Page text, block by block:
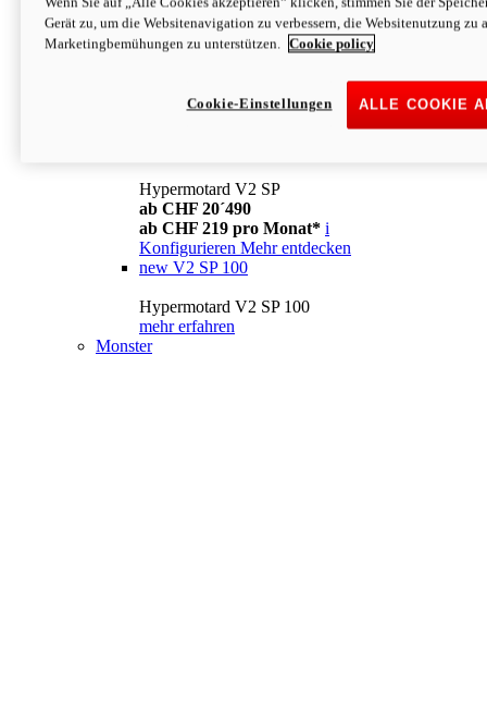
Konfigurieren Mehr entdecken
newV2
ab CHF 169 pro Monat* i
Mehr entdecken
Hypermotard V2 SP
ab CHF 20´490
ab CHF 219 pro Monat* i
Konfigurieren Mehr entdecken
new V2 SP 100
Hypermotard V2 SP 100
mehr erfahren
Monster
Gerät zu, um die Websitenavigation zu verbessern, die Websitenutzung zu
Marketingbemühungen zu unterstützen.
Cookie policy
ALLE COOKIE
Cookie-Einstellungen